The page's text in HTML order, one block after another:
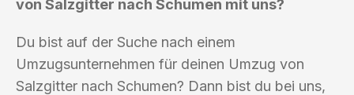
von Salzgitter nach Schumen mit uns?
Du bist auf der Suche nach einem
Umzugsunternehmen für deinen Umzug von
Salzgitter nach Schumen? Dann bist du bei uns,